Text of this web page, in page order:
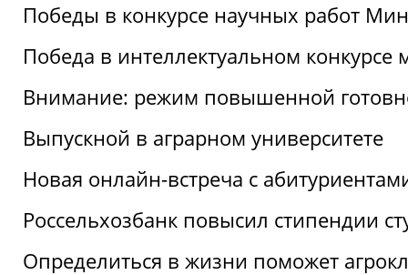
Победы в конкурсе научных работ
Победа в интеллектуальном конкурсе
Внимание: режим повышенной
Выпускной в аграрном университете
Новая онлайн-встреча с
Россельхозбанк повысил стипендии
Определиться в жизни поможет